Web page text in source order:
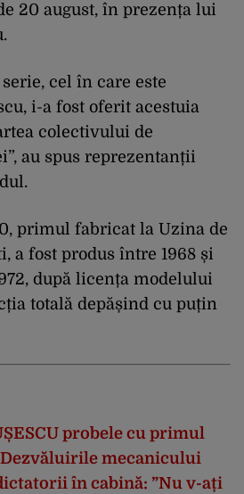
20 august, în prezența lui
cel în care este
i-a fost oferit acestuia
colectivului de
au spus reprezentanții
primul fabricat la Uzina de
a fost produs între 1968 și
după licența modelului
totală depășind cu puțin
probele cu primul
Dezvăluirile mecanicului
în cabină: ”Nu v-ați